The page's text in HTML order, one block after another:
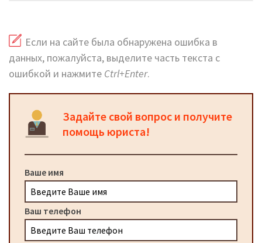
Если на сайте была обнаружена ошибка в
данных, пожалуйста, выделите часть текста с
ошибкой и нажмите Ctrl+Enter.
Задайте свой вопрос и получите
помощь юриста!
Ваше имя
Ваш телефон